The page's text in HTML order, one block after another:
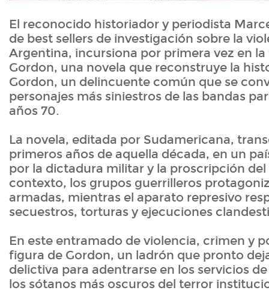
El reconocido historiador y periodista
de best sellers de investigación sobre la
Argentina, incursiona por primera vez en
Gordon, una novela que reconstruye la
Gordon, un delincuente común que se
personajes más siniestros de las bandas
años 70.
La novela, editada por Sudamericana,
primeros años de aquella década, en un
por la dictadura militar y la proscripción del
contexto, los grupos guerrilleros
armadas, mientras el aparato represivo
secuestros, torturas y ejecuciones
En este entramado de violencia, crimen y
figura de Gordon, un ladrón que pronto
delictiva para adentrarse en los servicios
los sótanos más oscuros del terror